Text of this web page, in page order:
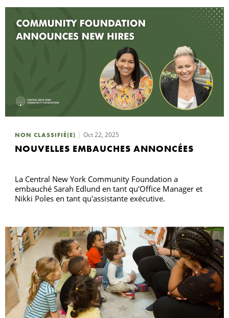
NON CLASSIFIÉ(E) Oct 22, 2025
NOUVELLES EMBAUCHES ANNONCÉES
La Central New York Community Foundation a
embauché Sarah Edlund en tant qu'Office Manager et
Nikki Poles en tant qu'assistante exécutive.